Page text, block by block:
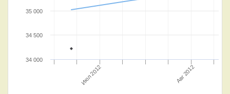
Июл 2012 Авг 2012
34 000
34 500
35 000